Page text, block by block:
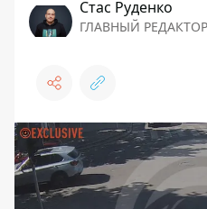
Стаc Руденко
ГЛАВНЫЙ РЕДАКТОР